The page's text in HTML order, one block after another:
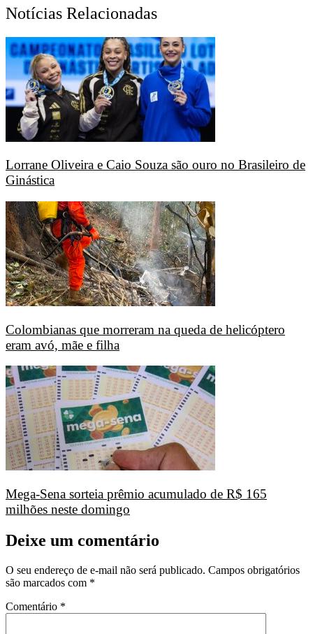
Notícias Relacionadas
Lorrane Oliveira e Caio Souza são ouro no Brasileiro de
Ginástica
Colombianas que morreram na queda de helicóptero
eram avó, mãe e filha
Mega-Sena sorteia prêmio acumulado de R$ 165
milhões neste domingo
Deixe um comentário
O seu endereço de e-mail não será publicado. Campos obrigatórios
são marcados com *
Comentário *